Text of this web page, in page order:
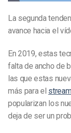
La segunda
avance hacia el
En 2019, estas
falta de ancho de
las que estas
más para el
popularizan los
deja de ser un